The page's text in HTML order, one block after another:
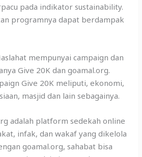
pada indikator sustainability.
programnya dapat berdampak
mempunyai campaign dan
Give 20K dan goamal.org.
Give 20K meliputi, ekonomi,
masjid dan lain sebagainya.
adalah platform sedekah online
infak, dan wakaf yang dikelola
goamal.org, sahabat bisa